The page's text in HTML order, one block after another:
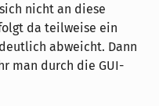
nicht an diese
da teilweise ein
abweicht. Dann
man durch die GUI-